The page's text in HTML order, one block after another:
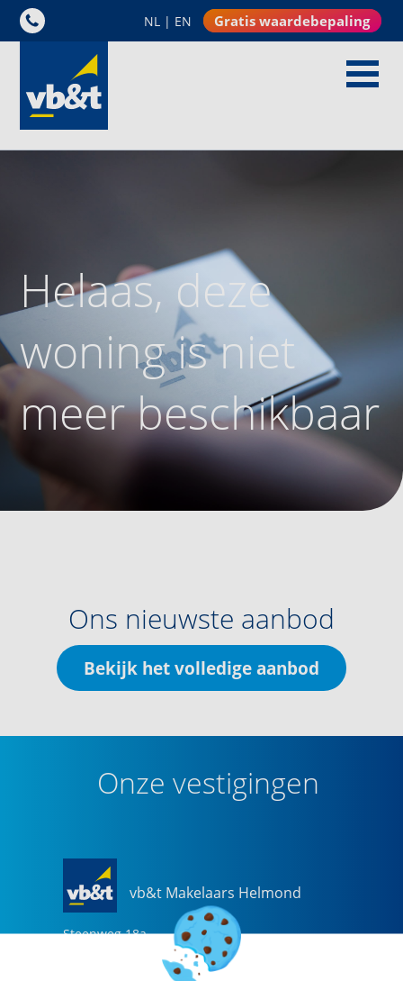
NL | EN Gratis waardebepaling
Helaas, deze
woning is niet
meer beschikbaar
Ons nieuwste aanbod
Bekijk het volledige aanbod
Onze vestigingen
vb&t Makelaars Helmond
Steenweg 18a